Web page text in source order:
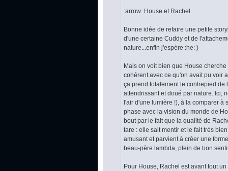
:arrow: House et Rachel
Bonne idée de refaire une petite
d'une certaine Cuddy et de
nature...enfin j'espère :he: )
Mais on voit bien que House
cohérent avec ce qu'on avait pu voir
ça prend totalement le contrepied
attendrissant et doué par nature. Ici,
l'air d'une lumière !), à la comparer à
phase avec la vision du monde de
bout par le fait que la qualité de
tare : elle sait mentir et le fait très
amusant et parvient à créer une
beau-père lambda, plein de bon
Pour House, Rachel est avant tout